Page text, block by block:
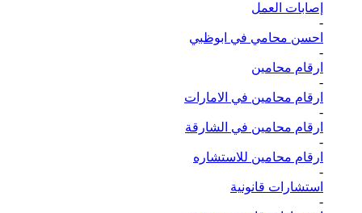
إصابات العمل
-
احسن محامي في ابوظبي
-
ارقام محامين
-
ارقام محامين في الامارات
-
ارقام محامين في الشارقة
-
ارقام محامين للاستشاره
-
استشارات قانونية
-